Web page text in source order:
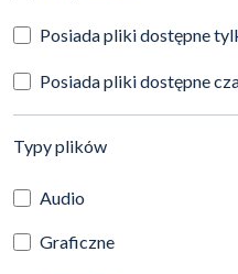
Posiada pliki dostępne
Posiada pliki dostępne
Typy plików(automatyczne
Audio
Graficzne